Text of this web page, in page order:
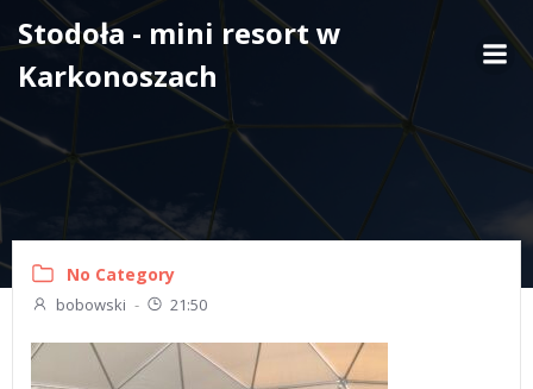
Skip
to
content
Stodoła - mini resort w
Karkonoszach
No Category
bobowski - 21:50